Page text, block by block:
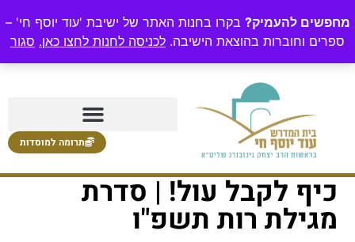
מחפשים להעמיק? בקרו בחנות האתר של ישיבת 'עוד יוסף חי' –
ספרים וחוברות בהוצאת הישיבה. לכניסה לחנות לחצו כאן. סגור
תרומה למוסדות
כיף לקבל עול! | סדרת
מגילת רות תשפ"ו